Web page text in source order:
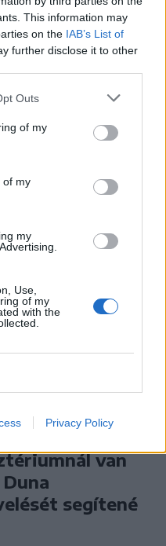
This information may
on the IAB’s List of
further disclose it to other
Outs
of my
of my
my
Use,
of my
with the
Privacy Policy
van
segítené